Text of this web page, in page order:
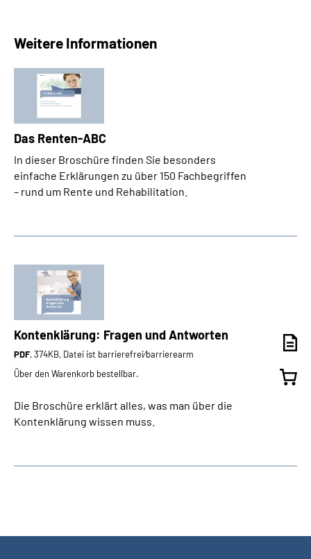
Weitere Informationen
Das Renten-ABC
In dieser Broschüre finden Sie besonders
einfache Erklärungen zu über 150 Fachbegriffen
– rund um Rente und Rehabilitation.
Kontenklärung: Fragen und Antworten
PDF, 374KB, Datei ist barrierefrei⁄barrierearm
Über den Warenkorb bestellbar.
Die Broschüre erklärt alles, was man über die
Kontenklärung wissen muss.